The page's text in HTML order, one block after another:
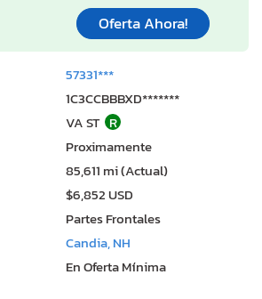
Oferta Ahora!
57331***
1C3CCBBBXD*******
VA ST R
Proximamente
85,611 mi (Actual)
$6,852 USD
Partes Frontales
Candia, NH
En Oferta Mínima